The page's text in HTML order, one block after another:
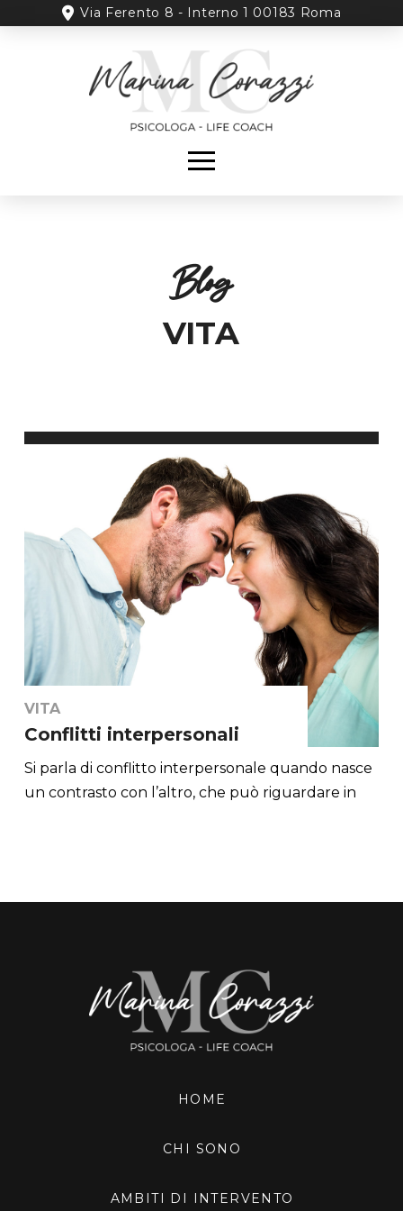
Via Ferento 8 - Interno 1 00183 Roma
Blog
VITA
VITA
Conflitti interpersonali
Si parla di conflitto interpersonale quando nasce
un contrasto con l’altro, che può riguardare in
HOME
CHI SONO
AMBITI DI INTERVENTO